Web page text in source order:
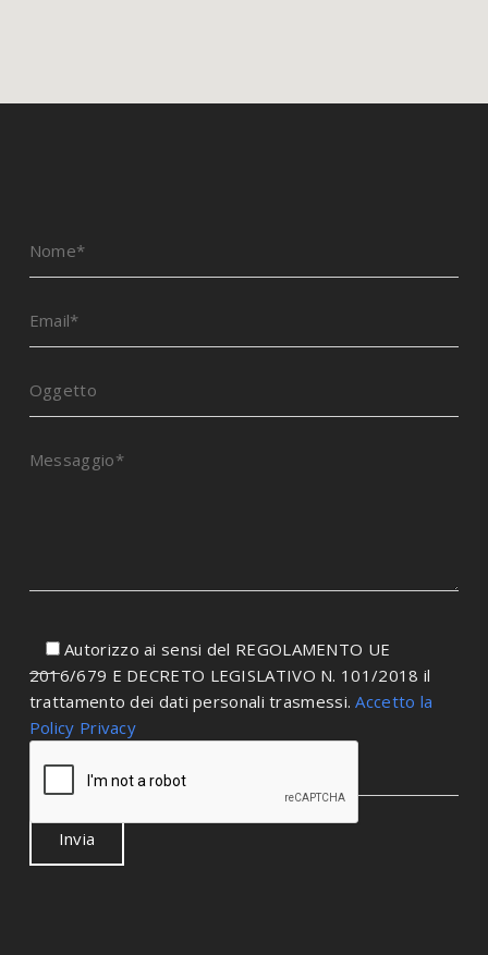
Autorizzo ai sensi del REGOLAMENTO UE
2016/679 E DECRETO LEGISLATIVO N. 101/2018 il
trattamento dei dati personali trasmessi.Accetto la
Policy Privacy